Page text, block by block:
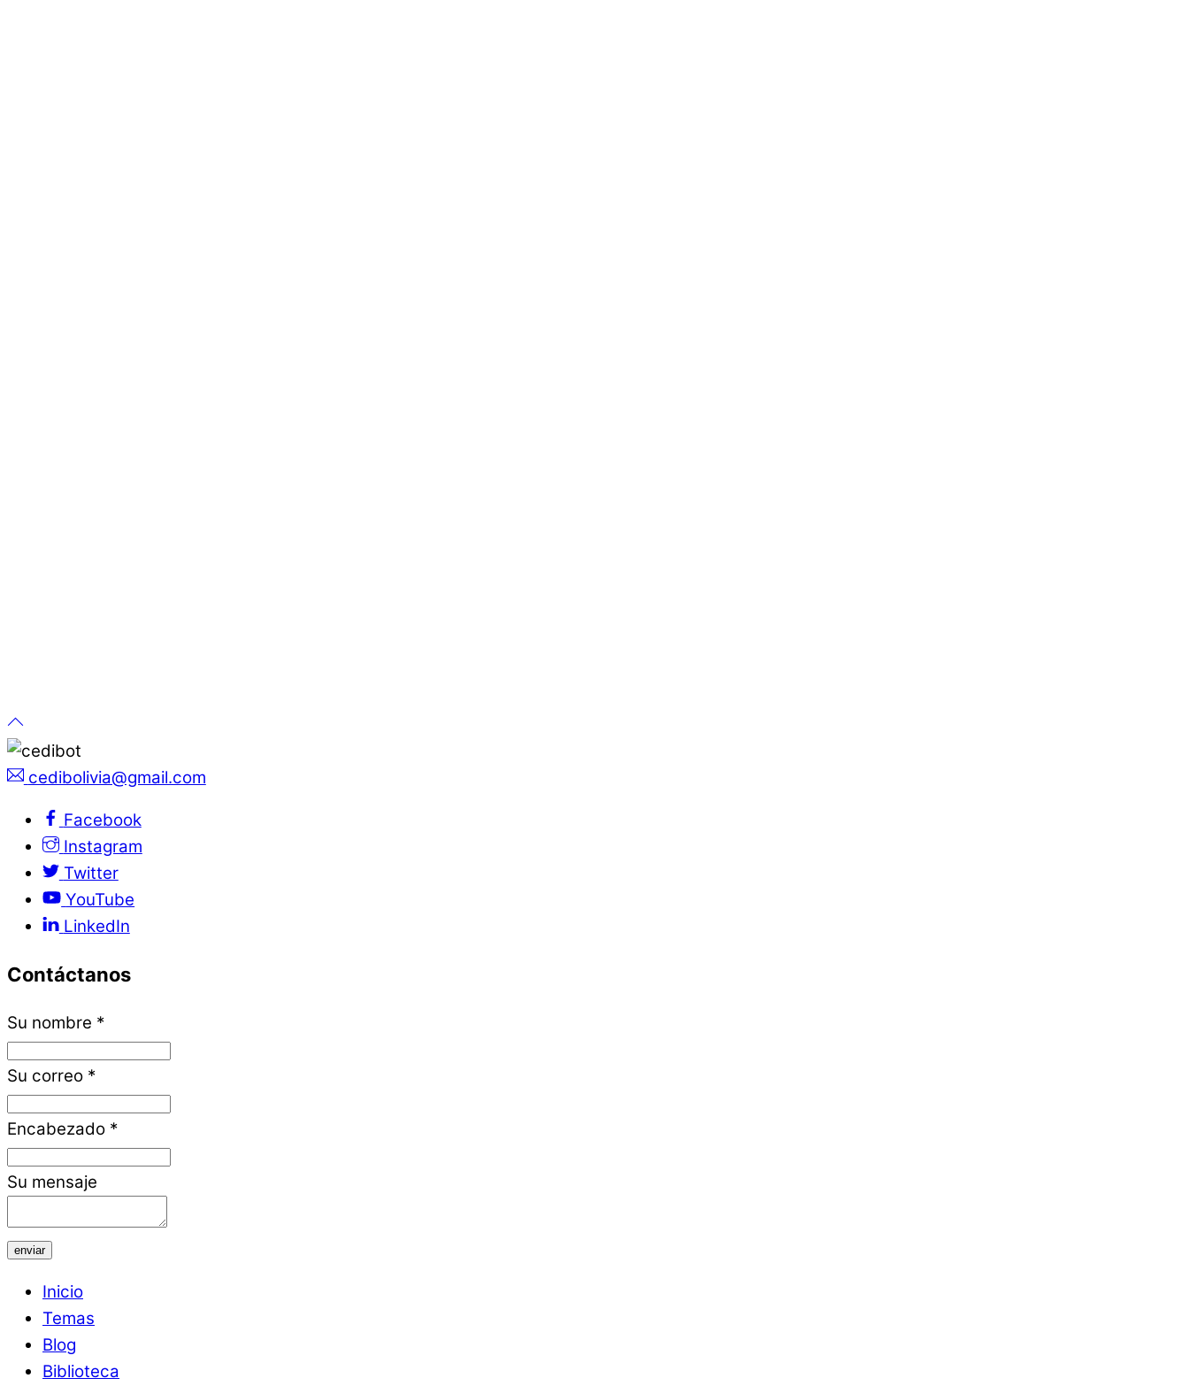
cedibolivia@gmail.com
Facebook
Instagram
Twitter
YouTube
LinkedIn
Contáctanos
Su nombre *
Su correo *
Encabezado *
Su mensaje
enviar
Inicio
Temas
Blog
Biblioteca